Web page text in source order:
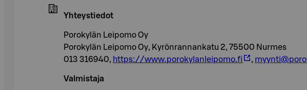
Yhteystiedot
Porokylän Leipomo Oy
Porokylän Leipomo Oy, Kyrönrannankatu 2, 75500 Nurmes
013 316940, https://www.porokylanleipomo.fi ,
Valmistaja